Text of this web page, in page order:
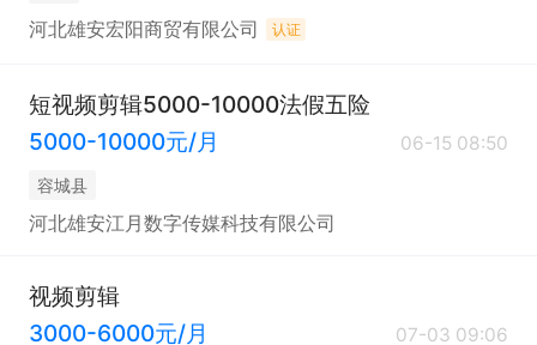
河北雄安宏阳商贸有限公司 认证
短视频剪辑5000-10000法假五险
5000-10000元/月
06-15 08:50
容城县
河北雄安江月数字传媒科技有限公司
视频剪辑
3000-6000元/月
07-03 09:06